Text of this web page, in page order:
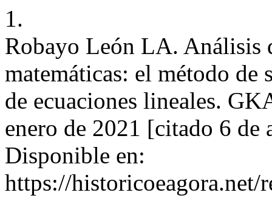
1.
Robayo León LA. Análisis
matemáticas: el método de
de ecuaciones lineales.
enero de 2021 [citado 6
Disponible en:
https://